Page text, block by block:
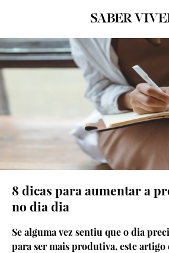
8 dicas para aumentar a
no dia dia
Se alguma vez sentiu que o dia
para ser mais produtiva, este artigo